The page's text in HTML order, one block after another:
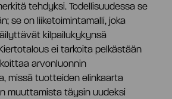
tehdyksi. Todellisuudessa se
se on liiketoimintamalli, joka
kilpailukykynsä
ei tarkoita pelkästään
arvonluonnin
missä tuotteiden elinkaarta
muuttamista täysin uudeksi